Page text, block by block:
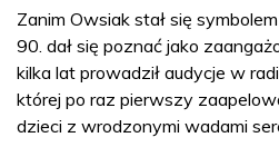
Zanim Owsiak stał się
90. dał się poznać jako
kilka lat prowadził audycje w
której po raz pierwszy
dzieci z wrodzonymi wadami